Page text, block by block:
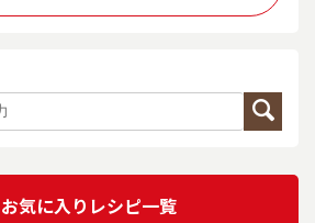
お気に入りレシピ一覧